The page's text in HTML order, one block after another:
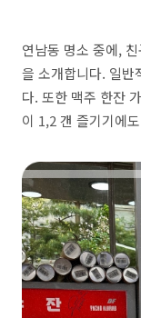
연남동 명소 중에,
을 소개합니다. 일반
다. 또한 맥주 한잔
이 1,2 갠 즐기기에